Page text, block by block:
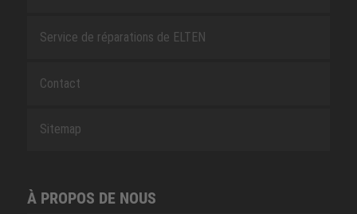
Service de réparations de ELTEN
Contact
Sitemap
À PROPOS DE NOUS